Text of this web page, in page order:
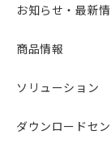
お知らせ・最新
商品情報
ソリューション
ダウンロードセ